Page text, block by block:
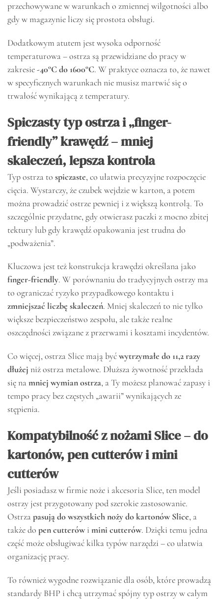
przechowywane w warunkach o zmiennej wilgotności albo
gdy w magazynie liczy się prostota obsługi.
Dodatkowym atutem jest wysoka odporność
temperaturowa – ostrza są przewidziane do pracy w
zakresie-40°C do 1600°C. W praktyce oznacza to, że nawet
w specyficznych warunkach nie musisz martwić się o
trwałość wynikającą z temperatury.
Spiczasty typ ostrza i „finger-
friendly” krawędź – mniej
skaleczeń, lepsza kontrola
Typ ostrza to spiczaste, co ułatwia precyzyjne rozpoczęcie
cięcia. Wystarczy, że czubek wejdzie w karton, a potem
można prowadzić ostrze pewniej i z większą kontrolą. To
szczególnie przydatne, gdy otwierasz paczki z mocno zbitej
tektury lub gdy krawędź opakowania jest trudna do
„podważenia”.
Kluczowa jest też konstrukcja krawędzi określana jako
finger-friendly. W porównaniu do tradycyjnych ostrzy ma
to ograniczać ryzyko przypadkowego kontaktu i
zmniejszać liczbę skaleczeń. Mniej skaleczeń to nie tylko
większe bezpieczeństwo zespołu, ale także realne
oszczędności związane z przerwami i kosztami incydentów.
Co więcej, ostrza Slice mają byćwytrzymałe do 11,2 razy
dłużej niż ostrza metalowe. Dłuższa żywotność przekłada
się namniej wymian ostrza, a Ty możesz planować zapasy i
tempo pracy bez częstych „awarii” wynikających ze
stępienia.
Kompatybilność z nożami Slice – do
kartonów, pen cutterów i mini
cutterów
Jeśli posiadasz w firmie noże i akcesoria Slice, ten model
ostrzy jest przygotowany pod szerokie zastosowanie.
Ostrzapasują do wszystkich noży do kartonów Slice, a
także do pen cutterówi mini cutterów. Dzięki temu jedna
część może obsługiwać kilka typów narzędzi – co ułatwia
organizację pracy.
To również wygodne rozwiązanie dla osób, które prowadzą
standardy BHP i chcą utrzymać spójny typ ostrzy w całym